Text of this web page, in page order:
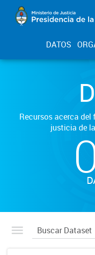
DATOS
Recursos acerca
justicia de